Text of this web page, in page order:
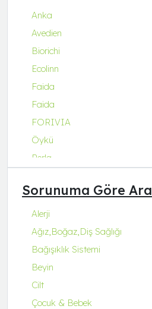
Anka
Avedien
Biorichi
Ecolinn
Faida
Faida
FORIVIA
Öykü
Perla
Q-Collagen
Q-Fit
Q-MENA
Q-UZU
ROBİN&ODİN
Sorunuma Göre Ara
Alerji
Ağız,Boğaz,Diş Sağlığı
Bağışıklık Sistemi
Beyin
Cilt
Çocuk & Bebek